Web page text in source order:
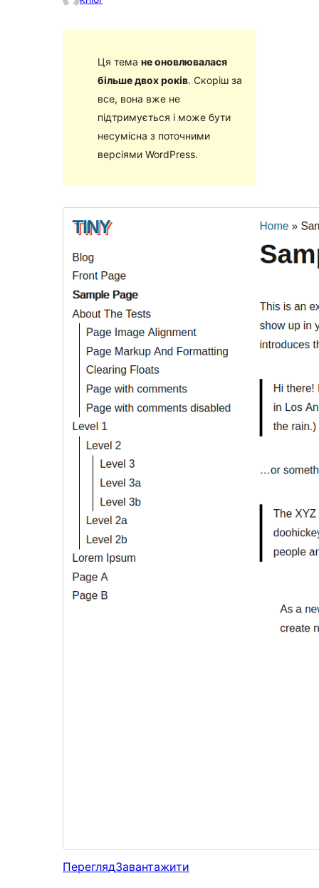
Ця тема не оновлювалася
більше двох років. Скоріш за
все, вона вже не
підтримується і може бути
несумісна з поточними
версіями WordPress.
ПереглядЗавантажити